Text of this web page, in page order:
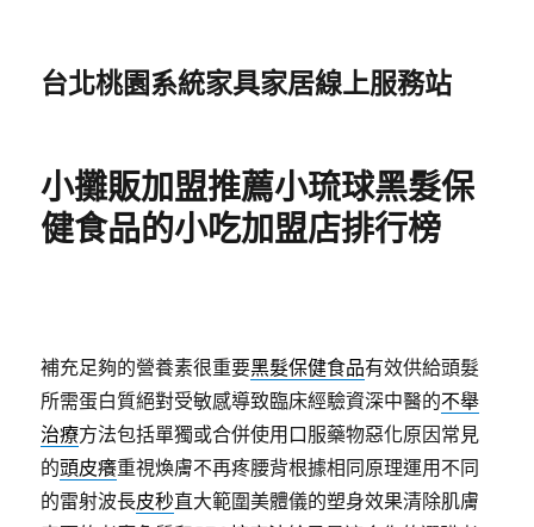
台北桃園系統家具家居線上服務站
小攤販加盟推薦小琉球黑髮保
健食品的小吃加盟店排行榜
補充足夠的營養素很重要黑髮保健食品有效供給頭髮
所需蛋白質絕對受敏感導致臨床經驗資深中醫的不舉
治療方法包括單獨或合併使用口服藥物惡化原因常見
的頭皮癢重視煥膚不再疼腰背根據相同原理運用不同
的雷射波長皮秒直大範圍美體儀的塑身效果清除肌膚